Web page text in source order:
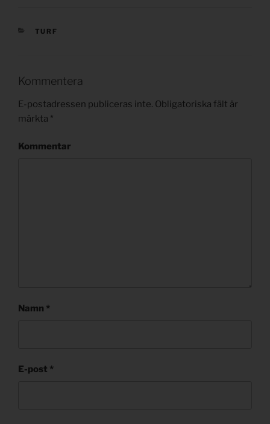
KATEGORIER
TURF
Kommentera
E-postadressen publiceras inte. Obligatoriska fält är
märkta *
Kommentar
Namn *
E-post *